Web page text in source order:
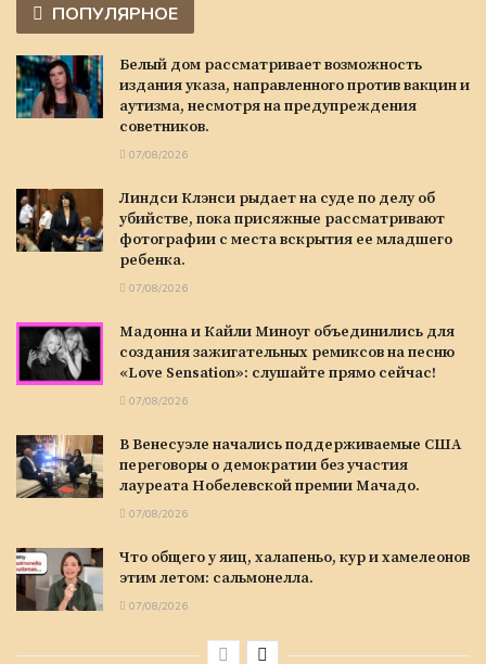
ПОПУЛЯРНОЕ
Белый дом рассматривает возможность
издания указа, направленного против вакцин и
аутизма, несмотря на предупреждения
советников.
07/08/2026
Линдси Клэнси рыдает на суде по делу об
убийстве, пока присяжные рассматривают
фотографии с места вскрытия ее младшего
ребенка.
07/08/2026
Мадонна и Кайли Миноуг объединились для
создания зажигательных ремиксов на песню
«Love Sensation»: слушайте прямо сейчас!
07/08/2026
В Венесуэле начались поддерживаемые США
переговоры о демократии без участия
лауреата Нобелевской премии Мачадо.
07/08/2026
Что общего у яиц, халапеньо, кур и хамелеонов
этим летом: сальмонелла.
07/08/2026